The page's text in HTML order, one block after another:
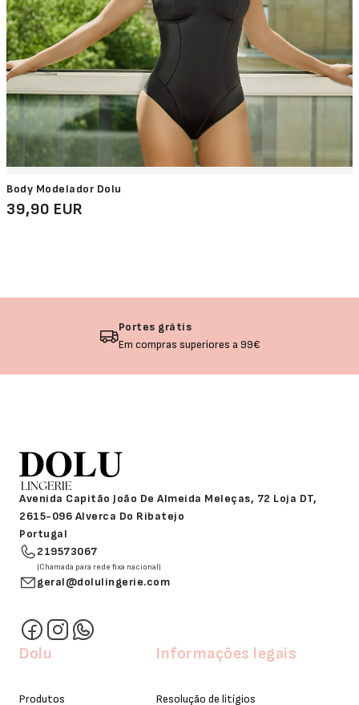
Body Modelador Dolu
39,90 EUR
Devolução garantida
Não gostou? Troque o seu produto!
Avenida Capitão João De Almeida Meleças, 72 Loja DT,
2615-096 Alverca Do Ribatejo
Portugal
219573067
(Chamada para rede fixa nacional)
geral@dolulingerie.com
Dolu
Produtos
Informações legais
Resolução de litígios